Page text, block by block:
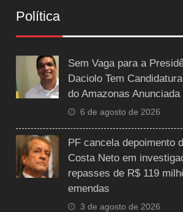
Política
Sem Vaga para a
Daciolo Tem
do Amazonas
6 de agosto de 2026
PF cancela depoimento
Costa Neto em
repasses de R$ 119
emendas
3 de agosto de 2026